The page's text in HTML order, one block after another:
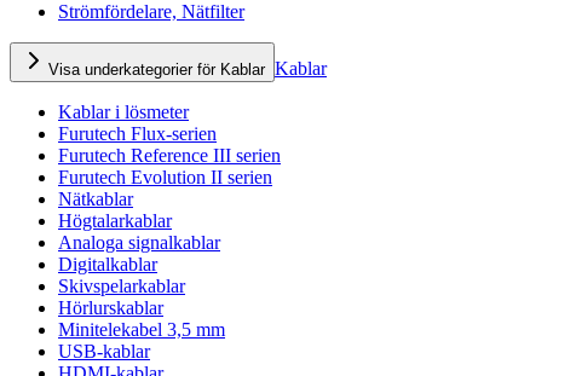
Strömfördelare, Nätfilter
Visa underkategorier för Kablar Kablar
Kablar i lösmeter
Furutech Flux-serien
Furutech Reference III serien
Furutech Evolution II serien
Nätkablar
Högtalarkablar
Analoga signalkablar
Digitalkablar
Skivspelarkablar
Hörlurskablar
Minitelekabel 3,5 mm
USB-kablar